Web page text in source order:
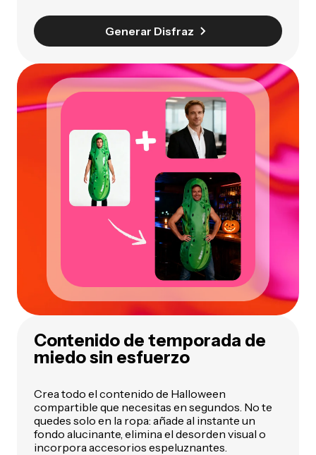
Generar Disfraz
Contenido de temporada de
miedo sin esfuerzo
Crea todo el contenido de Halloween
compartible que necesitas en segundos. No te
quedes solo en la ropa: añade al instante un
fondo alucinante, elimina el desorden visual o
incorpora accesorios espeluznantes.